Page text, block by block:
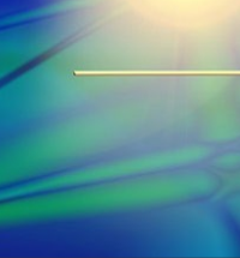
MEDIZINISCHE
PRÄVENTION UND ALTER
SYMPTOME UND